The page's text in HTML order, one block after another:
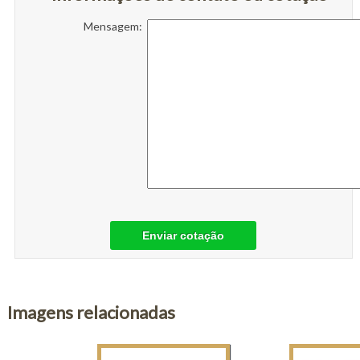
Mensagem:
Enviar cotação
Imagens relacionadas